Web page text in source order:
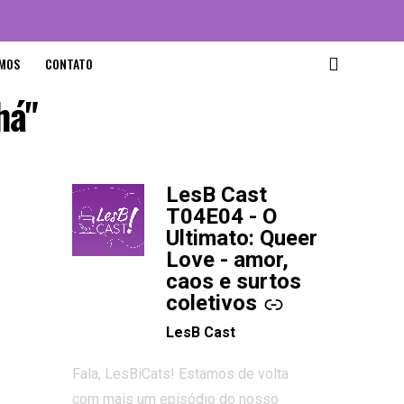
CONTATO
LesB Cast
T04E04 - O
Ultimato: Queer
Love - amor,
caos e surtos
coletivos
-
LesB Cast
Fala, LesBiCats! Estamos de volta
com mais um episódio do nosso